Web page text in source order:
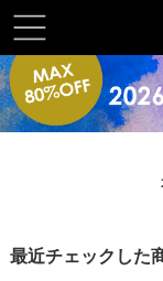
t
o
g
l
v
i
最近チェックした